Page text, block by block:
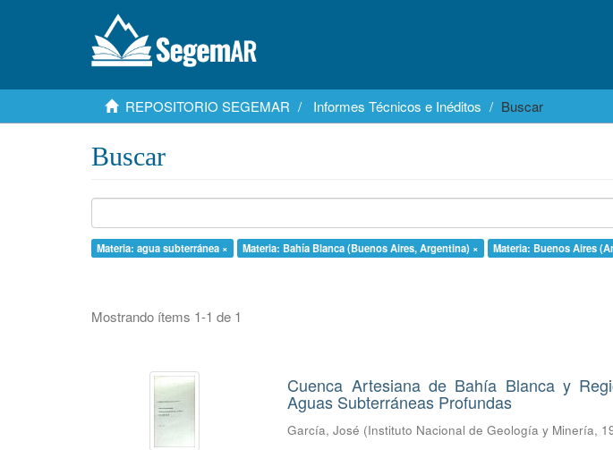
REPOSITORIO SEGEMAR Informes Técnicos e Inéditos Buscar
Buscar
Materia: agua subterránea × Materia: Bahía Blanca (Buenos Aires, Argentina) × Materia: Buenos Aires
Mostrando ítems 1-1 de 1
Cuenca Artesiana de Bahía Blanca y
Aguas Subterráneas Profundas
García, José (Instituto Nacional de Geología y Minería,